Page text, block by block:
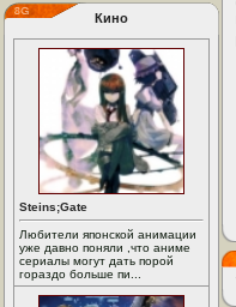
Кино
Steins;Gate
Любители японской анимации
уже давно поняли ,что аниме
сериалы могут дать порой
гораздо больше пи...